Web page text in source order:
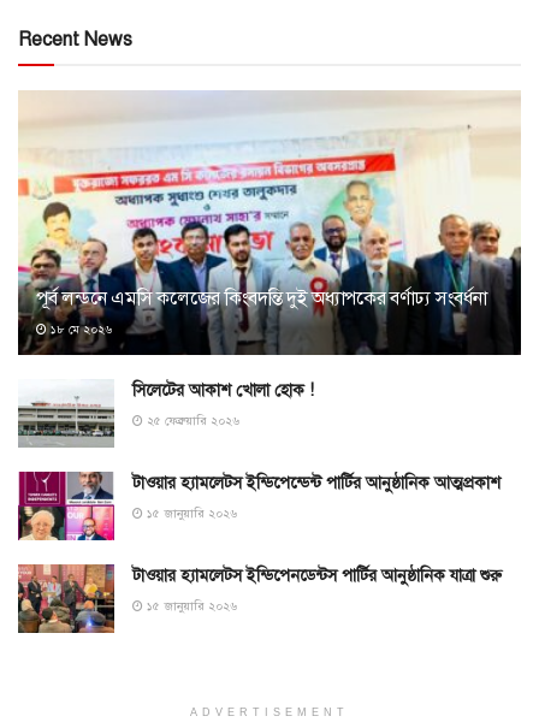
Recent News
পূর্ব লন্ডনে এমসি কলেজের কিংবদন্তি দুই অধ্যাপকের বর্ণাঢ্য সংবর্ধনা
১৮ মে ২০২৬
সিলেটের আকাশ খোলা হোক !
২৫ ফেব্রুয়ারি ২০২৬
টাওয়ার হ্যামলেটস ইন্ডিপেন্ডেন্ট পার্টির আনুষ্ঠানিক আত্মপ্রকাশ
১৫ জানুয়ারি ২০২৬
টাওয়ার হ্যামলেটস ইন্ডিপেনডেন্টস পার্টির আনুষ্ঠানিক যাত্রা শুরু
১৫ জানুয়ারি ২০২৬
ADVERTISEMENT